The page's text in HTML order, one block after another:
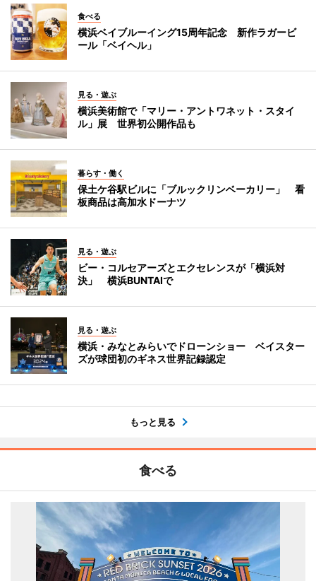
食べる
横浜ベイブルーイング15周年記念 新作ラガービ
ール「ベイヘル」
見る・遊ぶ
横浜美術館で「マリー・アントワネット・スタイ
ル」展 世界初公開作品も
暮らす・働く
保土ケ谷駅ビルに「ブルックリンベーカリー」 看
板商品は高加水ドーナツ
見る・遊ぶ
ビー・コルセアーズとエクセレンスが「横浜対
決」 横浜BUNTAIで
見る・遊ぶ
横浜・みなとみらいでドローンショー ベイスター
ズが球団初のギネス世界記録認定
もっと見る
食べる